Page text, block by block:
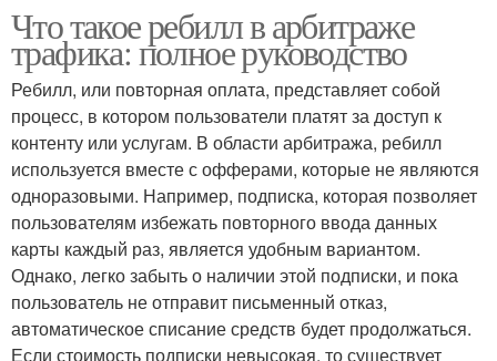
Что такое ребилл в арбитраже
трафика: полное руководство
Ребилл, или повторная оплата, представляет собой
процесс, в котором пользователи платят за доступ к
контенту или услугам. В области арбитража, ребилл
используется вместе с офферами, которые не являются
одноразовыми. Например, подписка, которая позволяет
пользователям избежать повторного ввода данных
карты каждый раз, является удобным вариантом.
Однако, легко забыть о наличии этой подписки, и пока
пользователь не отправит письменный отказ,
автоматическое списание средств будет продолжаться.
Если стоимость подписки невысокая, то существует